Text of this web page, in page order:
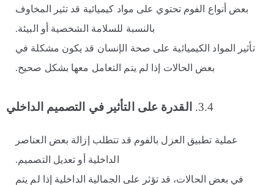
بعض أنواع الفوم تحتوي على مواد كيميائية قد تثير المخاوف
بالنسبة للسلامة الشخصية أو البيئة.
تأثير المواد الكيميائية على صحة الإنسان قد يكون مشكلة في
بعض الحالات إذا لم يتم التعامل معها بشكل صحيح.
3.4. القدرة على التأثير في التصميم الداخلي
عملية تطبيق العزل بالفوم قد تتطلب إزالة بعض العناصر
الداخلية أو تعديل التصميم.
في بعض الحالات، قد تؤثر على الجمالية الداخلية إذا لم يتم